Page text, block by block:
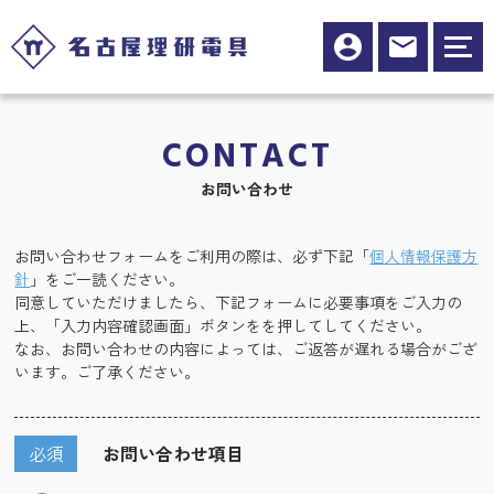
CONTACT
お問い合わせ
お問い合わせフォームをご利用の際は、必ず下記「個人情報保護方
針 」をご一読ください。
同意していただけましたら、下記フォームに必要事項をご入力の
上、「入力内容確認画面」ボタンをを押してしてください。
なお、お問い合わせの内容によっては、ご返答が遅れる場合がござ
います。ご了承ください。
お問い合わせ項目
必須